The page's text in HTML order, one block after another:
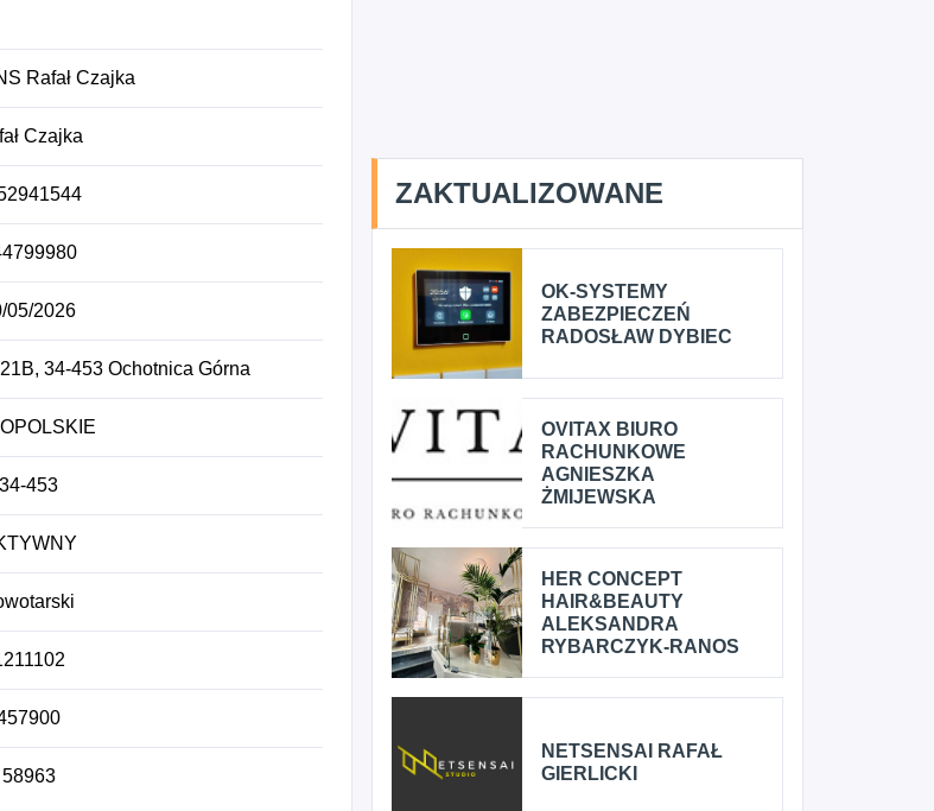
Rafał Czajka
Czajka
05/2026
34-453 Ochotnica Górna
34-453
58963
ZAKTUALIZOWANE
OK-SYSTEMY
ZABEZPIECZEŃ
RADOSŁAW DYBIEC
OVITAX BIURO
RACHUNKOWE
AGNIESZKA
ŻMIJEWSKA
HER CONCEPT
HAIR&BEAUTY
ALEKSANDRA
RYBARCZYK-RANOS
NETSENSAI RAFAŁ
GIERLICKI